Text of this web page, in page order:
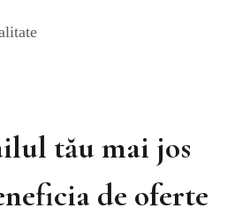
tău mai jos
de oferte